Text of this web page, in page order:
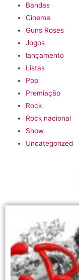
Bandas
Cinema
Guns Roses
Jogos
lançamento
Listas
Pop
Premiação
Rock
Rock nacional
Show
Uncategorized